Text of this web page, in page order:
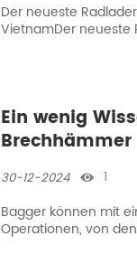
Der neueste
VietnamDer neueste
Ein wenig
Brechhämmer
30-12-2024  1
Bagger können mit
Operationen, von